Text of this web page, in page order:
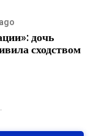
дочь
сходством